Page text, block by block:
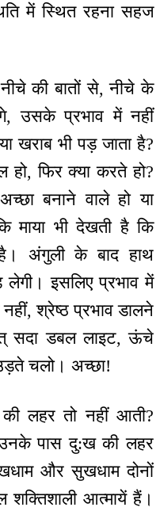
में स्थित रहना सहज
की बातों से, नीचे के
उसके प्रभाव में नहीं
खराब भी पड़ जाता है?
हो, फिर क्या करते हो?
बनाने वाले हो या
माया भी देखती है कि
अंगुली के बाद हाथ
इसलिए प्रभाव में
श्रेष्ठ प्रभाव डालने
सदा डबल लाइट, ऊंचे
चलो। अच्छा!
लहर तो नहीं आती?
पास दु:ख की लहर
और सुखधाम दोनों
शक्तिशाली आत्मायें हैं।